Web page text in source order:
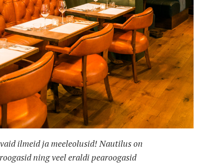
ilmeid ja meeleolusid! Nautilus on
ning veel eraldi pearoogasid